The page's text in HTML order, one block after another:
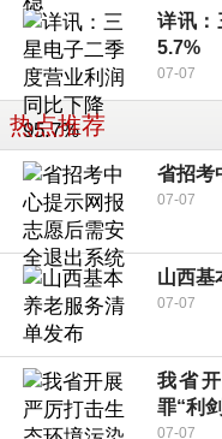
详讯：
5.7%
07-07
热点推荐
省招考
07-07
山西基
07-07
我省
罪“利
07-07